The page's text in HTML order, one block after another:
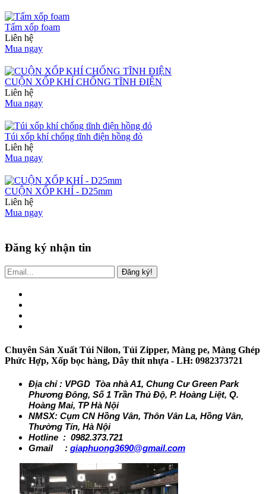
Tấm xốp foam
Liên hệ
Mua ngay
CUỘN XỐP KHÍ CHỐNG TĨNH ĐIỆN
Liên hệ
Mua ngay
Túi xốp khí chống tĩnh điện hồng đỏ
Liên hệ
Mua ngay
CUỘN XỐP KHÍ - D25mm
Liên hệ
Mua ngay
Đăng ký nhận tin
Đăng ký!
Chuyên Sản Xuất Túi Nilon, Túi Zipper, Màng pe, Màng Ghép
Phức Hợp, Xốp bọc hàng, Dây thít nhựa - LH: 0982373721
Địa chỉ : VPGD Tòa nhà A1, Chung Cư Green Park
Phương Đông, Số 1 Trần Thủ Độ, P. Hoàng Liệt, Q.
Hoàng Mai, TP Hà Nội
NMSX: Cụm CN Hồng Vân, Thôn Vân La, Hồng Vân,
Thường Tín, Hà Nội
Hotline : 0982.373.721
Gmail : giaphuong3690@gmail.com